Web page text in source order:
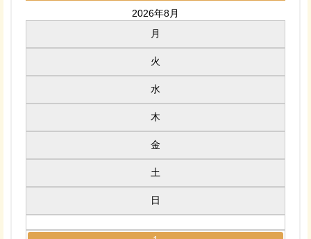
2026年8月
月
火
水
木
金
土
日